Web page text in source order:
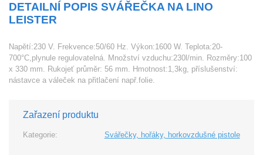
DETAILNÍ POPIS SVÁŘEČKA NA LINO
LEISTER
Napětí:230 V. Frekvence:50/60 Hz. Výkon:1600 W. Teplota:20-
700°C,plynule regulovatelná. Množství vzduchu:230l/min. Rozměry:100
x 330 mm. Rukojeť průměr: 56 mm. Hmotnost:1,3kg, příslušenství:
nástavce a váleček na přitlačení např.folie.
Zařazení produktu
Kategorie: Svářečky, hořáky, horkovzdušné pistole